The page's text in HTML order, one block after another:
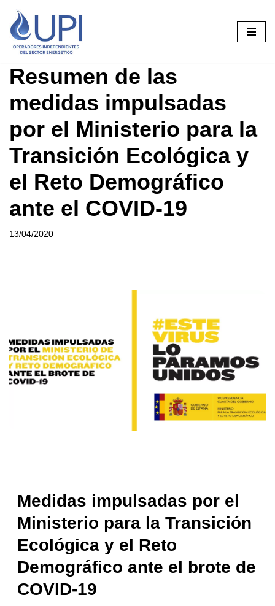
Saltar
al
Resumen de las
medidas impulsadas
por el Ministerio para la
Transición Ecológica y
el Reto Demográfico
ante el COVID-19
13/04/2020
Medidas impulsadas por el
Ministerio para la Transición
Ecológica y el Reto
Demográfico ante el brote de
COVID-19